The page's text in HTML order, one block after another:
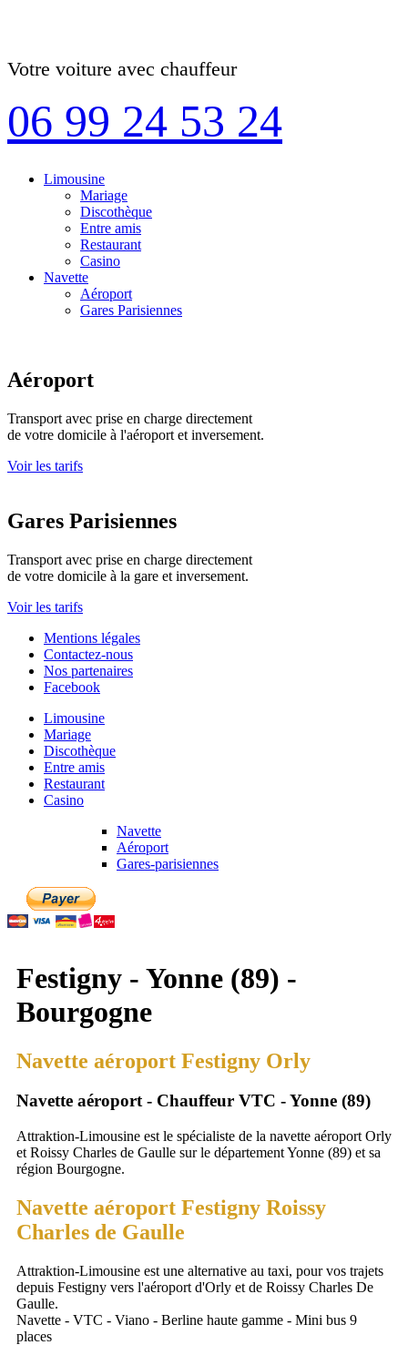
Votre voiture avec chauffeur
06 99 24 53 24
Limousine
Mariage
Discothèque
Entre amis
Restaurant
Casino
Navette
Aéroport
Gares Parisiennes
Aéroport
Transport avec prise en charge directement
de votre domicile à l'aéroport et inversement.
Voir les tarifs
Gares Parisiennes
Transport avec prise en charge directement
de votre domicile à la gare et inversement.
Voir les tarifs
Mentions légales
Contactez-nous
Nos partenaires
Facebook
Limousine
Mariage
Discothèque
Entre amis
Restaurant
Casino
Navette
Aéroport
Gares-parisiennes
Festigny - Yonne (89) -
Bourgogne
Navette aéroport Festigny Orly
Navette aéroport - Chauffeur VTC - Yonne (89)
Attraktion-Limousine est le spécialiste de la navette aéroport Orly
et Roissy Charles de Gaulle sur le département Yonne (89) et sa
région Bourgogne.
Navette aéroport Festigny Roissy
Charles de Gaulle
Attraktion-Limousine est une alternative au taxi, pour vos trajets
depuis Festigny vers l'aéroport d'Orly et de Roissy Charles De
Gaulle.
Navette - VTC - Viano - Berline haute gamme - Mini bus 9
places